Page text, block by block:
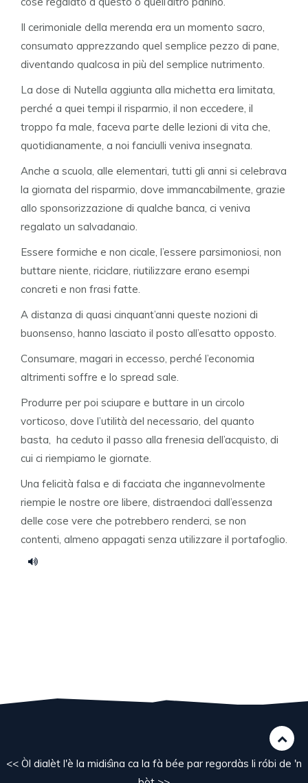
Il cerimoniale della merenda era un momento sacro,
consumato apprezzando quel semplice pezzo di pane,
diventando qualcosa in più del semplice nutrimento.
La dose di Nutella aggiunta alla michetta era limitata,
perché a quei tempi il risparmio, il non eccedere, il
troppo fa male, faceva parte delle lezioni di vita che,
quotidianamente, a noi fanciulli veniva insegnata.
Anche a scuola, alle elementari, tutti gli anni si celebrava
la giornata del risparmio, dove immancabilmente, grazie
allo sponsorizzazione di qualche banca, ci veniva
regalato un salvadanaio.
Essere formiche e non cicale, l’essere parsimoniosi, non
buttare niente, riciclare, riutilizzare erano esempi
concreti e non frasi fatte.
A distanza di quasi cinquant’anni queste nozioni di
buonsenso, hanno lasciato il posto all’esatto opposto.
Consumare, magari in eccesso, perché l’economia
altrimenti soffre e lo spread sale.
Produrre per poi sciupare e buttare in un circolo
vorticoso, dove l’utilità del necessario, del quanto
basta, ha ceduto il passo alla frenesia dell’acquisto, di
cui ci riempiamo le giornate.
Una felicità falsa e di facciata che ingannevolmente
riempie le nostre ore libere, distraendoci dall’essenza
delle cose vere che potrebbero renderci, se non
contenti, almeno appagati senza utilizzare il portafoglio.
<< Òl dialèt l'è la midiśìna ca la fà bée par regordàs li róbi de 'n